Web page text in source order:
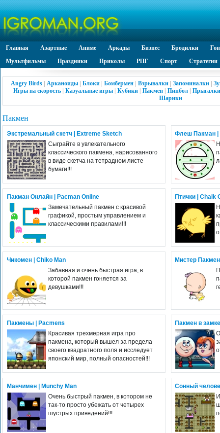
Главная Азартные Аниме Аркады Бизнес Бродилки
Мультфильмы
Праздники Приколы РПГ Спорт Стратегии
Angry Birds Арканоиды Блоки Бомбермен Взрывалки Запоминалки
Игры на скорость
Казуальные игры Кубики Пакмен Пинбол
Прыгалки
Шарики
Пакмен
Экстремальный скетч | Extreme Sketch
Сыграйте в увлекательного
классического пакмена, нарисованного
в виде скетча на тетрадном листе
бумаги!!!
Флеш Пакман |
Пакман Онлайн | Pacman Online
Замечательный пакмен с красивой
графикой, простым управлением и
классическими правилами!!!
Птички | Chalk
Чикомен | Chiko Man
Забавная и очень быстрая игра, в
которой пакмен гоняется за
девушками!!!
Мистер
Пакмены | Pacmens
Красивая трехмерная игра про
пакмена, который вышел за предела
своего квадратного поля и исследует
японский мир, полный опасностей!!!
Пакмен в
Манчимен | Munchy Man
Очень быстрый пакмен, в котором не
так-то просто убежать от четырех
шустрых приведений!!!
Сонный